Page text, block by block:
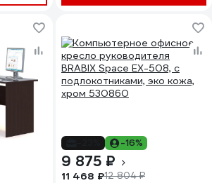
-16%
9 875 ₽
11 468 ₽12 804 ₽